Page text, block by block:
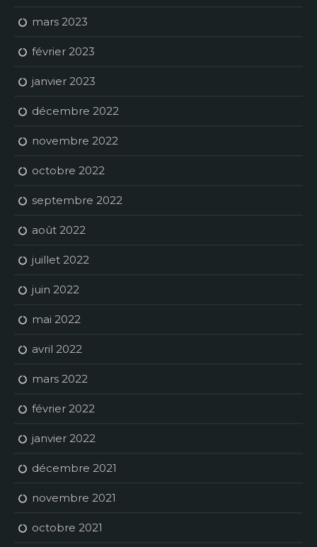
mars 2023
février 2023
janvier 2023
décembre 2022
novembre 2022
octobre 2022
septembre 2022
août 2022
juillet 2022
juin 2022
mai 2022
avril 2022
mars 2022
février 2022
janvier 2022
décembre 2021
novembre 2021
octobre 2021